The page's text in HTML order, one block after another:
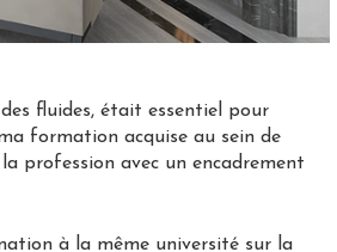
fluides, était essentiel pour
formation acquise au sein de
profession avec un encadrement
à la même université sur la